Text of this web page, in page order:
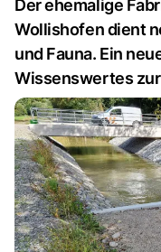
Der ehemalige
Wollishofen dient
und Fauna. Ein
Wissenswertes